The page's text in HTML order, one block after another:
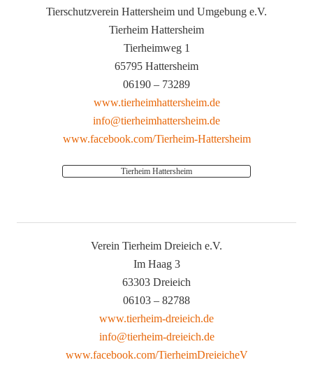
Tierschutzverein Hattersheim und Umgebung e.V.
Tierheim Hattersheim
Tierheimweg 1
65795 Hattersheim
06190 – 73289
www.tierheimhattersheim.de
info@tierheimhattersheim.de
www.facebook.com/Tierheim-Hattersheim
Tierheim Hattersheim
Verein Tierheim Dreieich e.V.
Im Haag 3
63303 Dreieich
06103 – 82788
www.tierheim-dreieich.de
info@tierheim-dreieich.de
www.facebook.com/TierheimDreieicheV